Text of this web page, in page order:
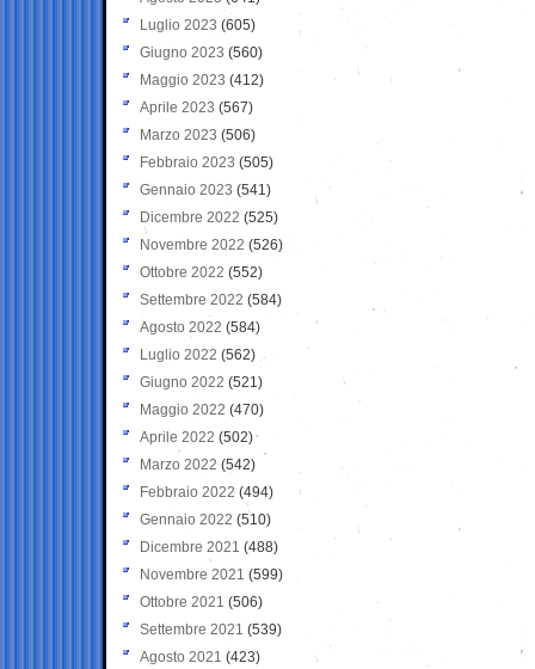
Luglio 2023 (605)
Giugno 2023 (560)
Maggio 2023 (412)
Aprile 2023 (567)
Marzo 2023 (506)
Febbraio 2023 (505)
Gennaio 2023 (541)
Dicembre 2022 (525)
Novembre 2022 (526)
Ottobre 2022 (552)
Settembre 2022 (584)
Agosto 2022 (584)
Luglio 2022 (562)
Giugno 2022 (521)
Maggio 2022 (470)
Aprile 2022 (502)
Marzo 2022 (542)
Febbraio 2022 (494)
Gennaio 2022 (510)
Dicembre 2021 (488)
Novembre 2021 (599)
Ottobre 2021 (506)
Settembre 2021 (539)
Agosto 2021 (423)